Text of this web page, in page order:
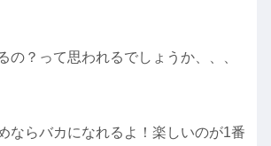
の？って思われるでしょうか、、、
ならバカになれるよ！楽しいのが1番